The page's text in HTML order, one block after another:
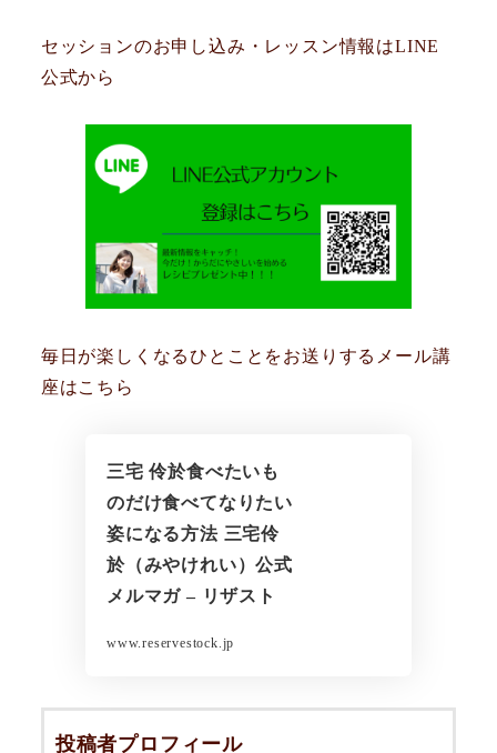
セッションのお申し込み・レッスン情報はLINE
公式から
毎日が楽しくなるひとことをお送りするメール講
座はこちら
三宅 伶於食べたいも
のだけ食べてなりたい
姿になる方法 三宅伶
於（みやけれい）公式
メルマガ – リザスト
www.reservestock.jp
投稿者プロフィール